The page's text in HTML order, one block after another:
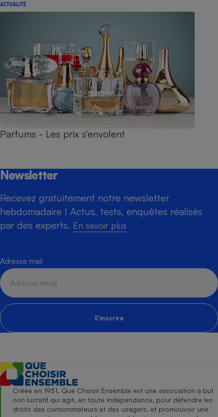
ACTUALITÉ
Parfums - Les prix s’envolent
Newsletter
Recevez gratuitement notre newsletter
hebdomadaire ! Actus, tests, enquêtes réalisés
par des experts. En savoir plus
Adresse mail
S'inscrire
Créée en 1951, Que Choisir Ensemble est une association à but
non lucratif qui agit, en toute indépendance, pour défendre les
droits des consommateurs et des usagers, et promouvoir une